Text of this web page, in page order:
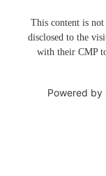
This content is
disclosed to the
with their CMP
Powered by